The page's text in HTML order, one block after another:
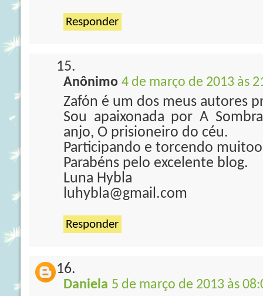
Responder
Anônimo 4 de março de 2013 às
Zafón é um dos meus autores
Sou apaixonada por A
anjo, O prisioneiro do céu.
Participando e torcendo
Parabéns pelo excelente blog.
Luna Hybla
luhybla@gmail.com
Responder
Daniela 5 de março de 2013 às